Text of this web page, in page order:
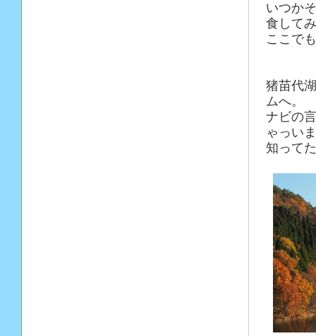
いつか
食して
ここで
猪苗代
ムへ。
ナビの
ゃっい
知って